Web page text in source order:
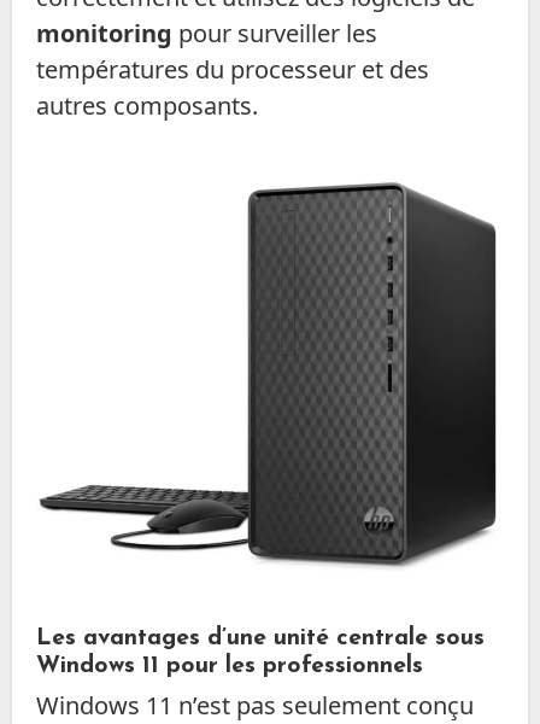
monitoring pour surveiller les
températures du processeur et des
autres composants.
Les avantages d’une unité centrale sous
Windows 11 pour les professionnels
Windows 11 n’est pas seulement conçu